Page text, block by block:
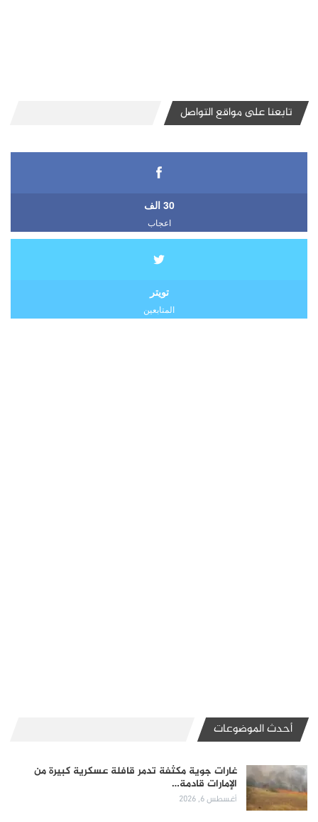
تابعنا على مواقع التواصل
30 الف
اعجاب
تويتر
المتابعين
أحدث الموضوعات
غارات جوية مكثفة تدمر قافلة عسكرية كبيرة من
الإمارات قادمة…
أغسطس 6, 2026